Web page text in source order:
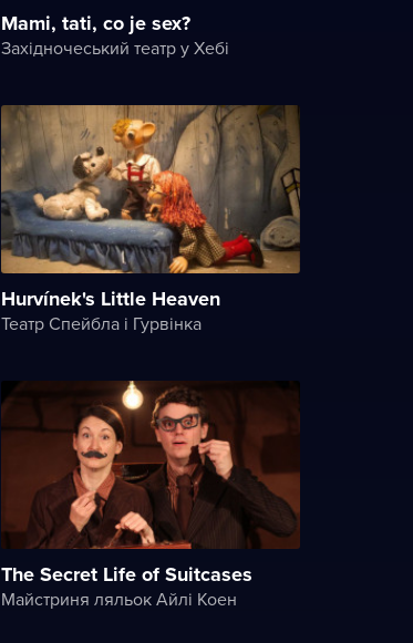
Mami, tati, co je sex?
Західночеський театр у Хебі
Hurvínek's Little Heaven
Театр Спейбла і Гурвінка
The Secret Life of Suitcases
Майстриня ляльок Айлі Коен